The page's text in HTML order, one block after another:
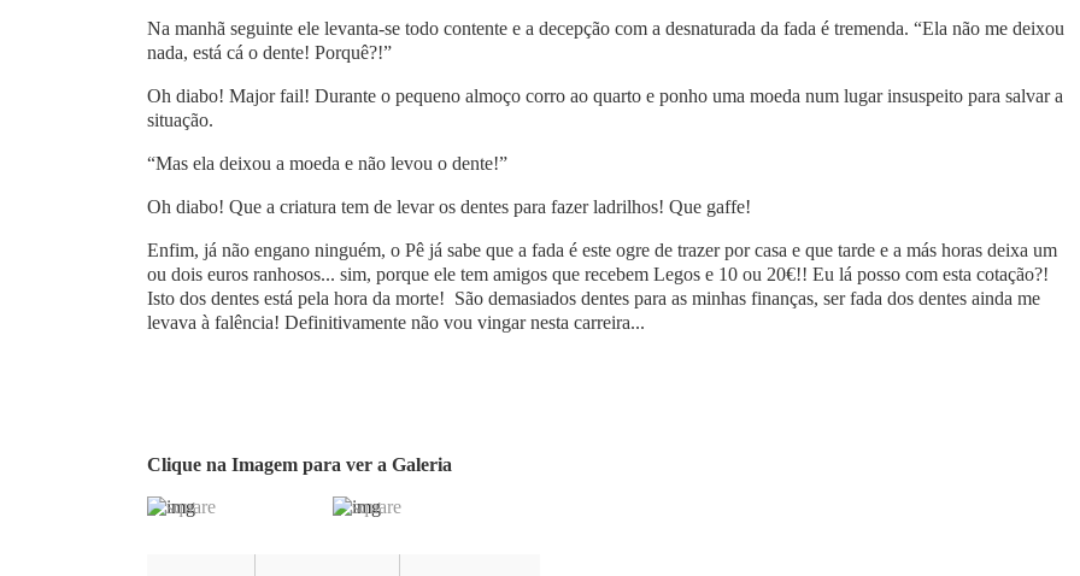
Na manhã seguinte ele levanta-se todo contente e a decepção com a desnaturada da fada é tremenda. “Ela não me deixou
nada, está cá o dente! Porquê?!”
Oh diabo! Major fail! Durante o pequeno almoço corro ao quarto e ponho uma moeda num lugar insuspeito para salvar a
situação.
“Mas ela deixou a moeda e não levou o dente!”
Oh diabo! Que a criatura tem de levar os dentes para fazer ladrilhos! Que gaffe!
Enfim, já não engano ninguém, o Pê já sabe que a fada é este ogre de trazer por casa e que tarde e a más horas deixa um
ou dois euros ranhosos... sim, porque ele tem amigos que recebem Legos e 10 ou 20€!! Eu lá posso com esta cotação?!
Isto dos dentes está pela hora da morte! São demasiados dentes para as minhas finanças, ser fada dos dentes ainda me
levava à falência! Definitivamente não vou vingar nesta carreira...
Clique na Imagem para ver a Galeria